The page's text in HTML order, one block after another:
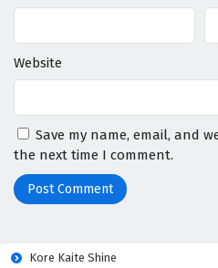
Website
Save my name, email, and
the next time I comment.
Kore Kaite Shine